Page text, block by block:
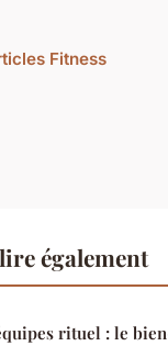
Fitness
également
rituel : le